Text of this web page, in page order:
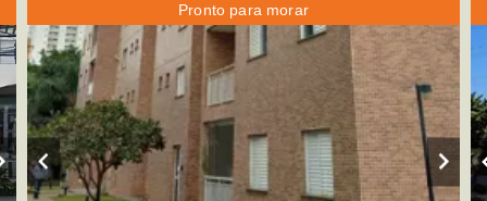
Pronto para morar